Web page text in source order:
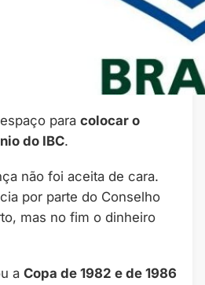
para colocar o
do IBC.
não foi aceita de cara.
por parte do Conselho
mas no fim o dinheiro
a Copa de 1982 e de 1986